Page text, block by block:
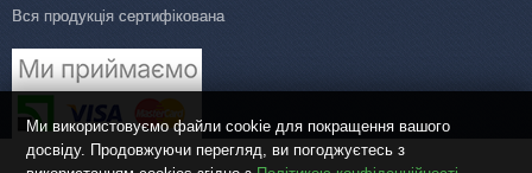
Вся продукція сертифікована
Ми використовуємо файли cookie для покращення вашого
досвіду. Продовжуючи перегляд, ви погоджуєтесь з